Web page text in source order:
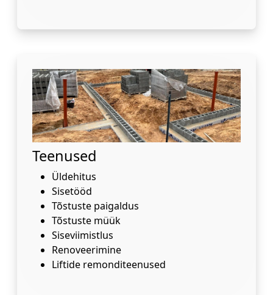
Teenused
Üldehitus
Sisetööd
Tõstuste paigaldus
Tõstuste müük
Siseviimistlus
Renoveerimine
Liftide remonditeenused